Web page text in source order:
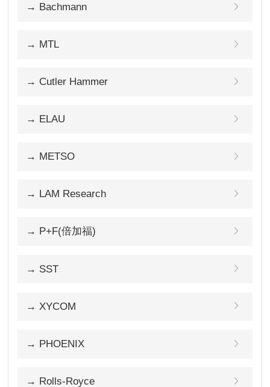
→ Bachmann
→ MTL
→ Cutler Hammer
→ ELAU
→ METSO
→ LAM Research
→ P+F(倍加福)
→ SST
→ XYCOM
→ PHOENIX
→ Rolls-Royce